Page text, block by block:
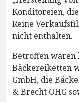
Konditoreien,
Reine
nicht enthalten.
Betroffen
Bäckereiketten
GmbH, die
& Brecht OHG